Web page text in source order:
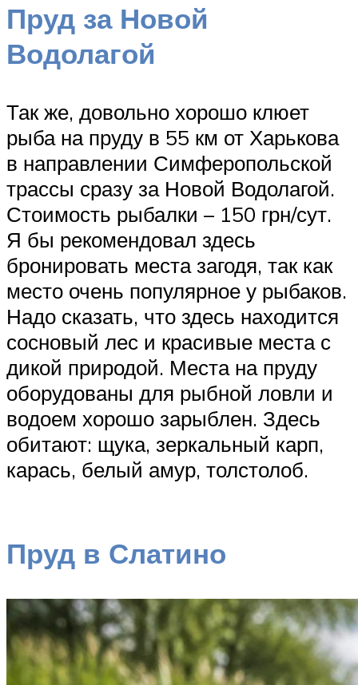
Пруд за Новой
Водолагой
Так же, довольно хорошо клюет
рыба на пруду в 55 км от Харькова
в направлении Симферопольской
трассы сразу за Новой Водолагой.
Стоимость рыбалки – 150 грн/сут.
Я бы рекомендовал здесь
бронировать места загодя, так как
место очень популярное у рыбаков.
Надо сказать, что здесь находится
сосновый лес и красивые места с
дикой природой. Места на пруду
оборудованы для рыбной ловли и
водоем хорошо зарыблен. Здесь
обитают: щука, зеркальный карп,
карась, белый амур, толстолоб.
Пруд в Слатино